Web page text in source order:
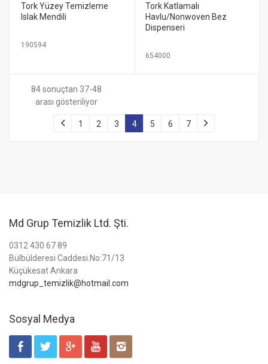
Tork Yüzey Temizleme
Islak Mendili
190594
Tork Katlamalı
Havlu/Nonwoven Bez
Dispenseri
654000
84 sonuçtan 37-48
arası gösteriliyor
1 2 3 4 5 6 7
Md Grup Temizlik Ltd. Şti.
0312 430 67 89
Bülbülderesi Caddesi.No:71/13
Küçükesat Ankara
mdgrup_temizlik@hotmail.com
Sosyal Medya